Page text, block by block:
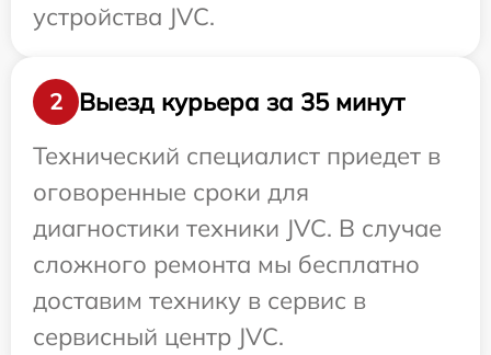
устройства JVC.
2
Выезд курьера за 35 минут
Технический специалист приедет в
оговоренные сроки для
диагностики техники JVC. В случае
сложного ремонта мы бесплатно
доставим технику в сервис в
сервисный центр JVC.